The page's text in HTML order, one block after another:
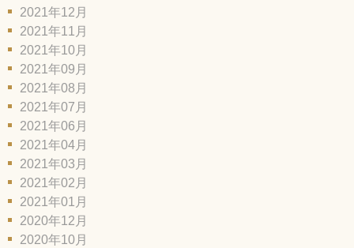
2021年12月
2021年11月
2021年10月
2021年09月
2021年08月
2021年07月
2021年06月
2021年04月
2021年03月
2021年02月
2021年01月
2020年12月
2020年10月